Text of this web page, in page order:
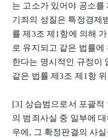
는 고소가 있어야 공소
기죄의 성질은 특정경제
률 제3조 제1항에 의해
로 유지되고 같은 법률
한다는 명시적인 규정이
같은 법률 제3조 제1항
[3] 상습범으로서 포괄적
의 범죄사실 중 일부에
우에, 그 확정판결의 사